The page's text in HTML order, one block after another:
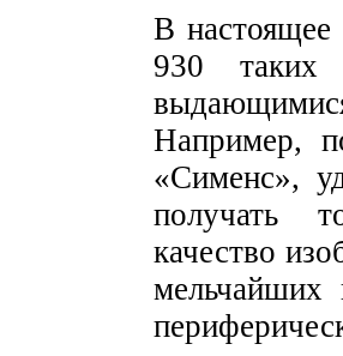
В
930 таких
Например,
«Сименс»,
получать
качество
мельчайших